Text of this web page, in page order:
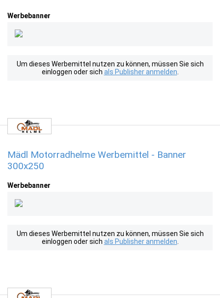
Werbebanner
Um dieses Werbemittel nutzen zu können, müssen Sie sich
einloggen oder sich als Publisher anmelden
Mädl Motorradhelme Werbemittel - Banner
300x250
Werbebanner
Um dieses Werbemittel nutzen zu können, müssen Sie sich
einloggen oder sich als Publisher anmelden